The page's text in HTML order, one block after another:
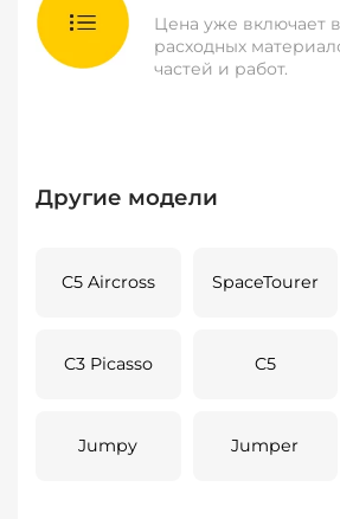
Цена уже включает
расходных
частей и работ.
Другие модели
C5 Aircross SpaceTourer
C3 Picasso C5
Jumpy Jumper